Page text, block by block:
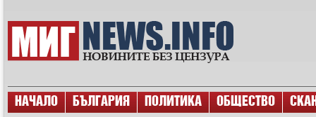
НАЧАЛО БЪЛГАРИЯ ПОЛИТИКА ОБЩЕСТВО